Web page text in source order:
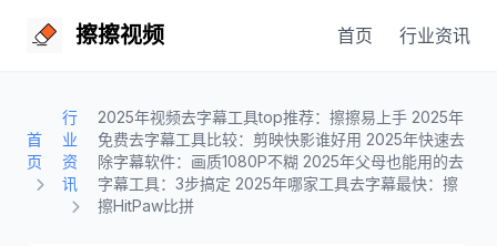
擦擦视频 首页 行业资讯
首
页
行
业
资
讯
2025年视频去字幕工具top推荐：擦擦易上手 2025年
免费去字幕工具比较：剪映快影谁好用 2025年快速去
除字幕软件：画质1080P不糊 2025年父母也能用的去
字幕工具：3步搞定 2025年哪家工具去字幕最快：擦
擦HitPaw比拼